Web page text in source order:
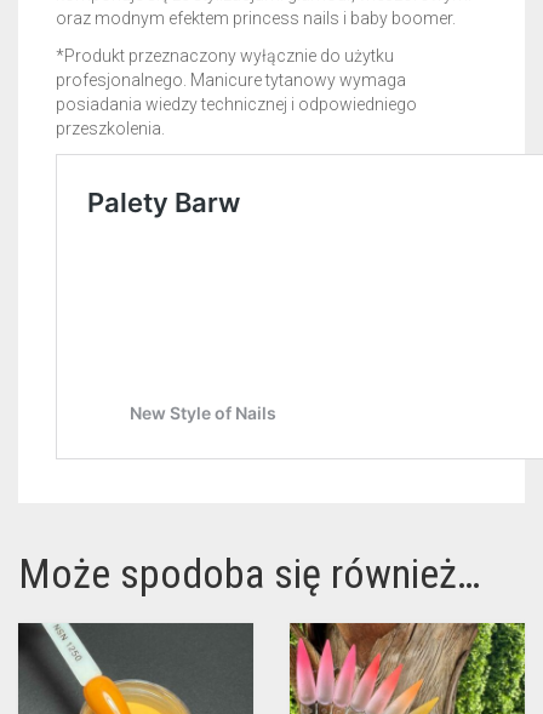
oraz modnym efektem princess nails i baby boomer.
*Produkt przeznaczony wyłącznie do użytku
profesjonalnego. Manicure tytanowy wymaga
posiadania wiedzy technicznej i odpowiedniego
przeszkolenia.
Może spodoba się również…